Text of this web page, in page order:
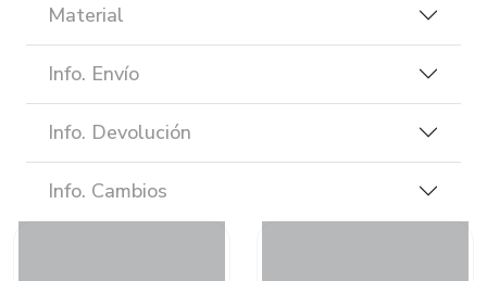
Material
Info. Envío
Info. Devolución
Info. Cambios